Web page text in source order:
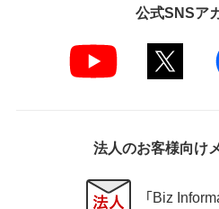
公式SNSア
法人のお客様向け
「Biz